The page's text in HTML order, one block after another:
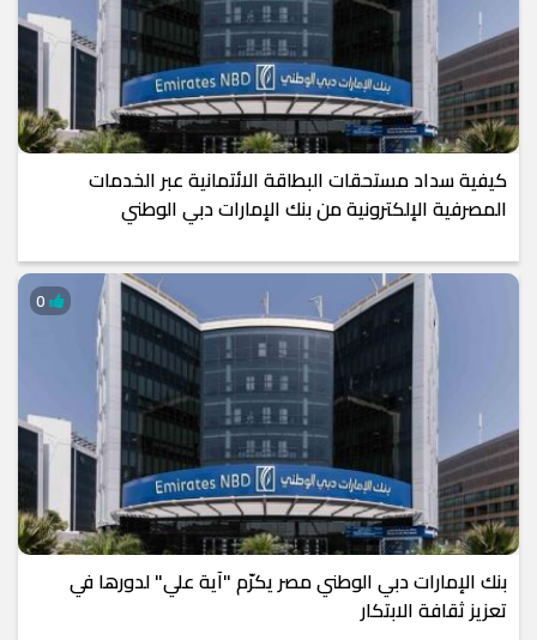
كيفية سداد مستحقات البطاقة الائتمانية عبر الخدمات
المصرفية الإلكترونية من بنك الإمارات دبي الوطني
بنك الإمارات دبي الوطني مصر يكرّم "آية علي" لدورها في
تعزيز ثقافة الابتكار